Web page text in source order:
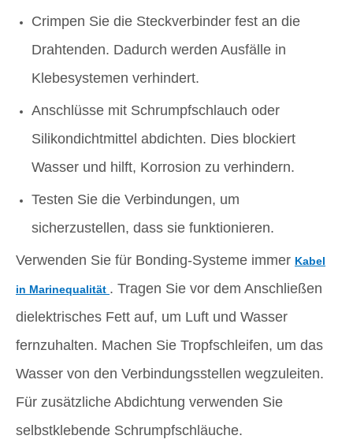
Crimpen Sie die Steckverbinder fest an die
Drahtenden. Dadurch werden Ausfälle in
Klebesystemen verhindert.
Anschlüsse mit Schrumpfschlauch oder
Silikondichtmittel abdichten. Dies blockiert
Wasser und hilft, Korrosion zu verhindern.
Testen Sie die Verbindungen, um
sicherzustellen, dass sie funktionieren.
Verwenden Sie für Bonding-Systeme immer Kabel
in Marinequalität . Tragen Sie vor dem Anschließen
dielektrisches Fett auf, um Luft und Wasser
fernzuhalten. Machen Sie Tropfschleifen, um das
Wasser von den Verbindungsstellen wegzuleiten.
Für zusätzliche Abdichtung verwenden Sie
selbstklebende Schrumpfschläuche.